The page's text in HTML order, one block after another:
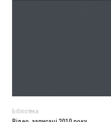
Бібліотека